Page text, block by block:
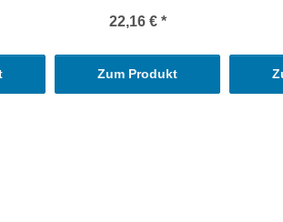
22,16 € *
Zum Produkt